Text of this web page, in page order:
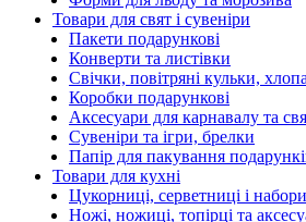
Товари для свят і сувеніри
Пакети подарункові
Конверти та листівки
Свічки, повітряні кульки,
Коробки подарункові
Аксесуари для карнавалу та
Сувеніри та ігри, брелки
Папір для пакування
Товари для кухні
Цукорниці, серветниці і набори
Ножі, ножиці, топірці та